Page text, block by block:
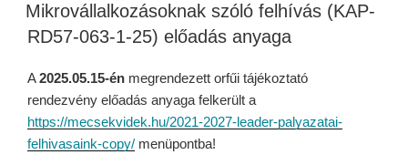
Mikrovállalkozásoknak szóló felhívás (KAP-
RD57-063-1-25) előadás anyaga
A2025.05.15-én megrendezett orfűi tájékoztató
rendezvény előadás anyaga felkerült a
https://mecsekvidek.hu/2021-2027-leader-palyazatai-
felhivasaink-copy/ menüpontba!